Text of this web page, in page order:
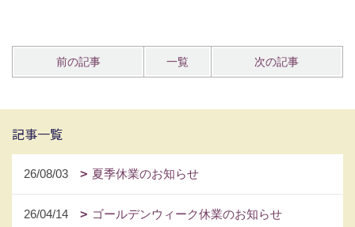
前の記事 一覧 次の記事
記事一覧
26/08/03 夏季休業のお知らせ
26/04/14 ゴールデンウィーク休業のお知らせ